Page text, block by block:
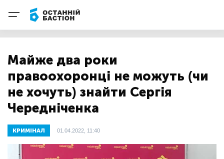
Майже два роки
правоохоронці не можуть (чи
не хочуть) знайти Сергія
Чередніченка
КРИМІНАЛ 01.04.2022, 11:40